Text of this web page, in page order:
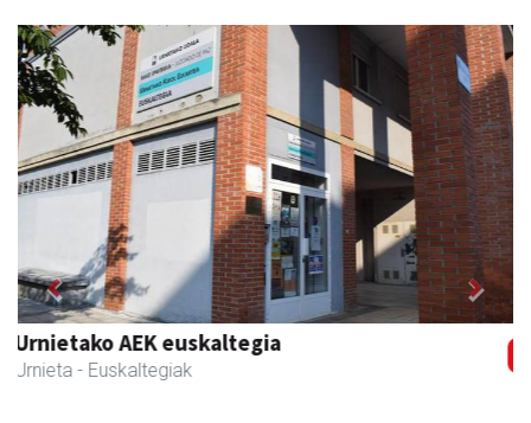
Arruti gozotegia
Andoain - Gozotegiak
Previous Next